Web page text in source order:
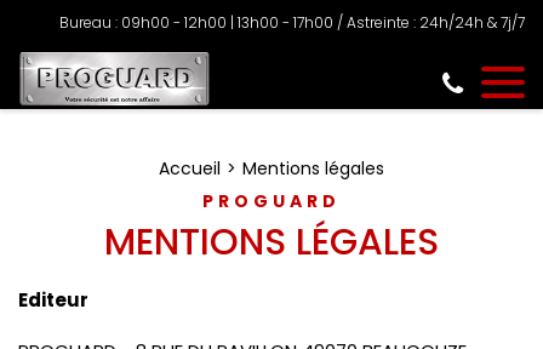
Bureau : 09h00 - 12h00 | 13h00 - 17h00 / Astreinte : 24h/24h & 7j/7
Accueil
Mentions légales
PROGUARD
MENTIONS LÉGALES
Editeur